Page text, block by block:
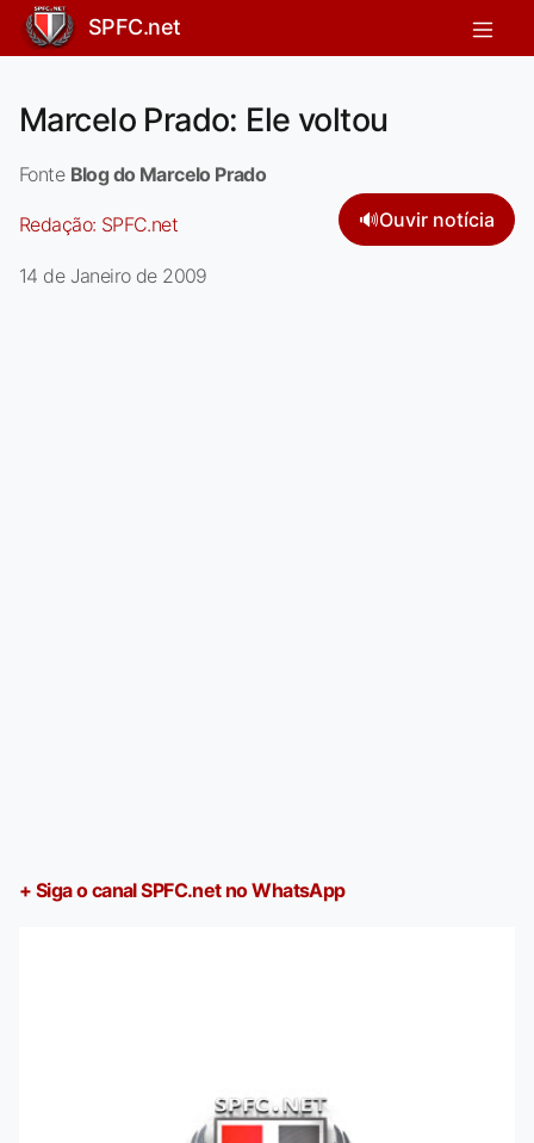
SPFC.net
Marcelo Prado: Ele voltou
Fonte Blog do Marcelo Prado
Redação: SPFC.net 🔊Ouvir notícia
14 de Janeiro de 2009
+ Siga o canal SPFC.net no WhatsApp